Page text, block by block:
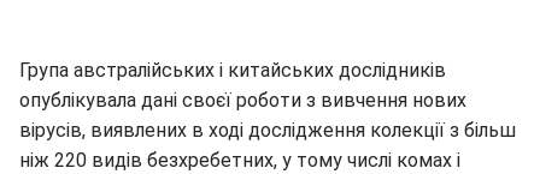
Група австралійських і китайських дослідників
опублікувала дані своєї роботи з вивчення нових
вірусів, виявлених в ході дослідження колекції з більш
ніж 220 видів безхребетних, у тому числі комах і